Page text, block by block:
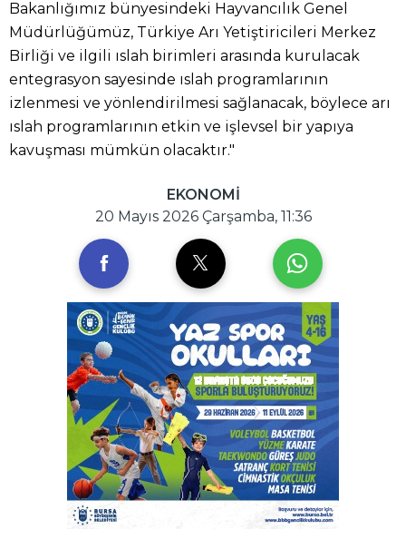
Bakanlığımız bünyesindeki Hayvancılık Genel
Müdürlüğümüz, Türkiye Arı Yetiştiricileri Merkez
Birliği ve ilgili ıslah birimleri arasında kurulacak
entegrasyon sayesinde ıslah programlarının
izlenmesi ve yönlendirilmesi sağlanacak, böylece arı
ıslah programlarının etkin ve işlevsel bir yapıya
kavuşması mümkün olacaktır."
EKONOMİ
20 Mayıs 2026 Çarşamba, 11:36